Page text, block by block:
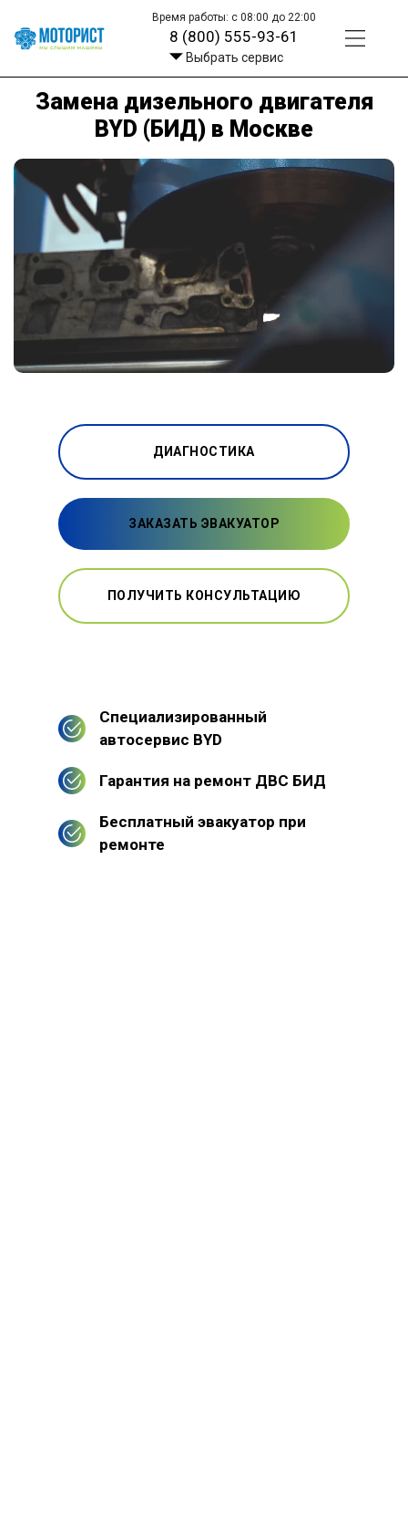
Время работы: с 08:00 до 22:00
8 (800) 555-93-61
Выбрать сервис
Замена дизельного двигателя
BYD (БИД) в Москве
ДИАГНОСТИКА
ЗАКАЗАТЬ ЭВАКУАТОР
ПОЛУЧИТЬ КОНСУЛЬТАЦИЮ
Специализированный
автосервис BYD
Гарантия на ремонт ДВС БИД
Бесплатный эвакуатор при
ремонте